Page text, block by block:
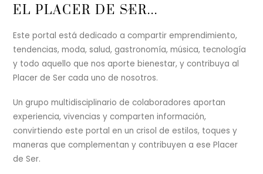
Back
Top
EL PLACER DE SER...
Este portal está dedicado a compartir emprendimiento,
tendencias, moda, salud, gastronomía, música, tecnología
y todo aquello que nos aporte bienestar, y contribuya al
Placer de Ser cada uno de nosotros.
Un grupo multidisciplinario de colaboradores aportan
experiencia, vivencias y comparten información,
convirtiendo este portal en un crisol de estilos, toques y
maneras que complementan y contribuyen a ese Placer
de Ser.